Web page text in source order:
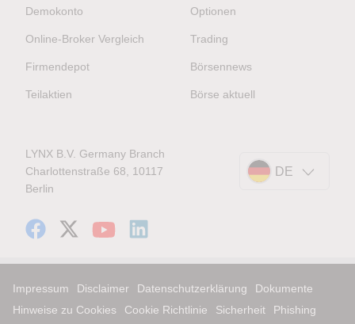
Demokonto
Online-Broker Vergleich
Firmendepot
Teilaktien
Optionen
Trading
Börsennews
Börse aktuell
LYNX B.V. Germany Branch
Charlottenstraße 68, 10117
Berlin
DE
Impressum Disclaimer Datenschutzerklärung
Dokumente
Hinweise zu Cookies
Cookie Richtlinie Sicherheit
Phishing